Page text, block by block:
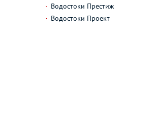
Водостоки Престиж
Водостоки Проект